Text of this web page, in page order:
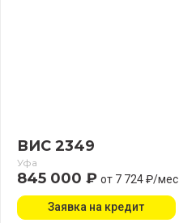
ВИС 2349
Уфа
845 000 ₽ от 7 724 ₽/мес
Заявка на кредит